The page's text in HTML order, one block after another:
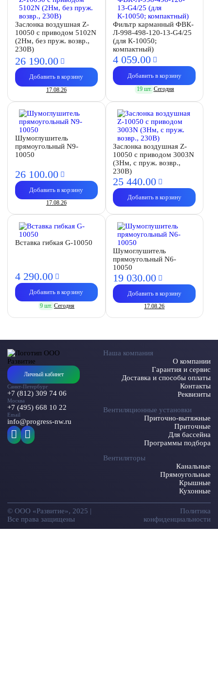
Заслонка воздушная Z-
10050 с приводом 5102N
(2Нм, без пруж. возвр.,
230В)
26 190.00
Добавить в корзину
17.08.26
Фильтр карманный ФВК-
Л-998-498-120-13-G4/25
(для К-10050;
компактный)
4 059.00
Добавить в корзину
19 шт. Сегодня
Шумоглушитель
прямоугольный N9-
10050
26 100.00
Добавить в корзину
17.08.26
Заслонка воздушная Z-
10050 с приводом 3003N
(3Нм, c пруж. возвр.,
230В)
25 440.00
Добавить в корзину
Вставка гибкая G-10050
4 290.00
Добавить в корзину
9 шт. Сегодня
Шумоглушитель
прямоугольный N6-
10050
19 030.00
Добавить в корзину
17.08.26
Личный кабинет
Санкт-Петербург
+7 (812) 309 74 06
Москва
+7 (495) 668 10 22
Email
info@progress-nw.ru
Наша компания
О компании
Гарантия и сервис
Доставка и способы оплаты
Контакты
Реквизиты
Вентиляционные установки
Приточно-вытяжные
Приточные
Для бассейна
Программы подбора
Вентиляторы
Канальные
Прямоугольные
Крышные
Кухонные
© ООО «Развитие», 2025 |
Все права защищены
Политика
конфиденциальности